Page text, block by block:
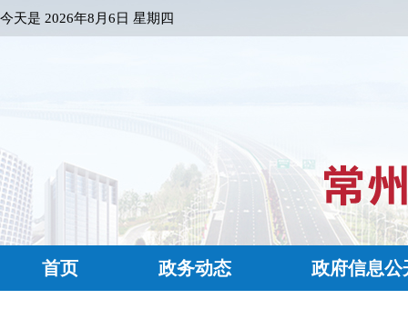
今天是 2026年8月6日 星期四
首页 政务动态 政府信息公